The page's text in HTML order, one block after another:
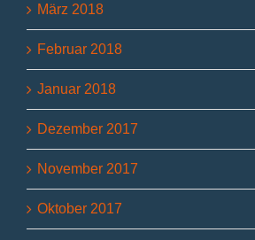
März 2018
Februar 2018
Januar 2018
Dezember 2017
November 2017
Oktober 2017